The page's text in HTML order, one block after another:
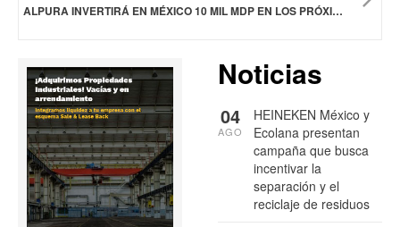
ALPURA INVERTIRÁ EN MÉXICO 10 MIL MDP EN LOS PRÓXIMOS CUATRO AÑOS
Noticias
HEINEKEN México y
Ecolana presentan
campaña que busca
incentivar la
separación y el
reciclaje de residuos
04
AGO